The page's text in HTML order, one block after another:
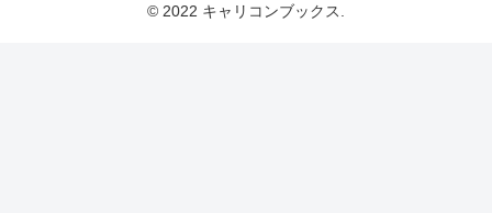
© 2022 キャリコンブックス.